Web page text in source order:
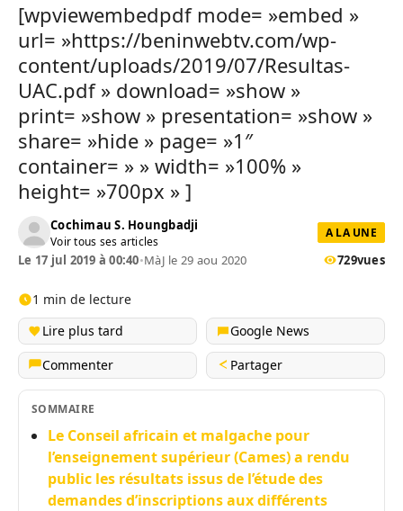
[wpviewembedpdf mode= »embed »
url= »https://beninwebtv.com/wp-
content/uploads/2019/07/Resultas-
UAC.pdf » download= »show »
print= »show » presentation= »show »
share= »hide » page= »1″
container= » » width= »100% »
height= »700px » ]
Cochimau S. Houngbadji
Voir tous ses articles
A LA UNE
Le 17 jul 2019 à 00:40•MàJ le 29 aou 2020 729vues
1 min de lecture
Lire plus tard
Google News
Commenter
Partager
SOMMAIRE
Le Conseil africain et malgache pour
l’enseignement supérieur (Cames) a rendu
public les résultats issus de l’étude des
demandes d’inscriptions aux différents